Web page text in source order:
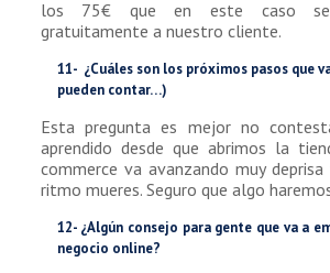
los 75€ que en este caso
gratuitamente a nuestro cliente.
11- ¿Cuáles son los próximos pasos que
pueden contar…)
Esta pregunta es mejor no
aprendido desde que abrimos la
commerce va avanzando muy
ritmo mueres. Seguro que algo
12- ¿Algún consejo para gente que va a
negocio online?